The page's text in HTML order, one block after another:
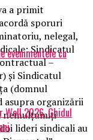
a primit
sporuri
nelegal,
Sindicatul
–
și Sindicatul
(domnul
asupra organizării
nemulțumiți
lideri sindicali au
evenimentele cu
Well 2026. Ghidul